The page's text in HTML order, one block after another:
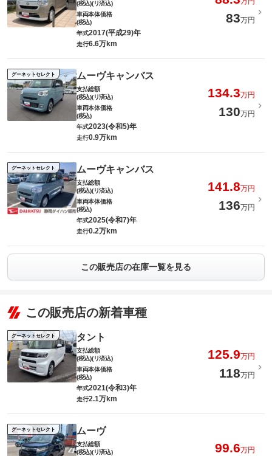
(税込)(リ済込)
車両本体価格
(税込)
83万円
年式2017(平成29)年
走行6.6万km
グーネットセレクト ムーヴキャンバス
支払総額
(税込)(リ済込)
134.3万円
車両本体価格
(税込)
130万円
年式2023(令和5)年
走行0.9万km
グーネットセレクト ムーヴキャンバス
支払総額
(税込)(リ済込)
141.8万円
車両本体価格
(税込)
136万円
年式2025(令和7)年
走行0.2万km
この販売店の在庫一覧を見る
この販売店の新着車種
グーネットセレクト タント
支払総額
(税込)(リ済込)
125.9万円
車両本体価格
(税込)
118万円
年式2021(令和3)年
走行2.1万km
グーネットセレクト ムーヴ
支払総額
(税込)(リ済込)
99.6万円